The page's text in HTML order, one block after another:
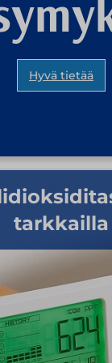
Hyvä tietää
tarkkailla